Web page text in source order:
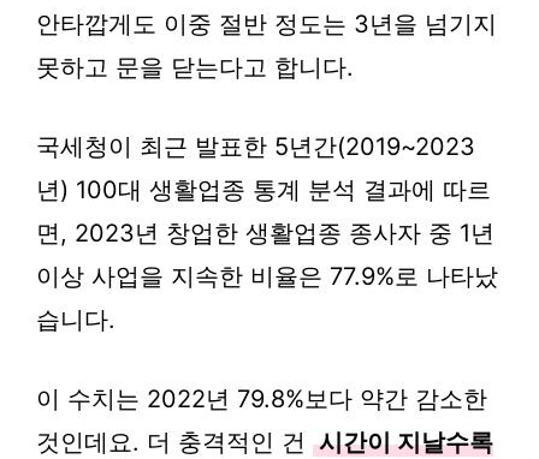
안타깝게도 이중 절반 정도는 3년을 넘기지
못하고 문을 닫는다고 합니다.
국세청이 최근 발표한 5년간(2019~2023
년) 100대 생활업종 통계 분석 결과에 따르
면, 2023년 창업한 생활업종 종사자 중 1년
이상 사업을 지속한 비율은 77.9%로 나타났
습니다.
이 수치는 2022년 79.8%보다 약간 감소한
것인데요. 더 충격적인 건 시간이 지날수록